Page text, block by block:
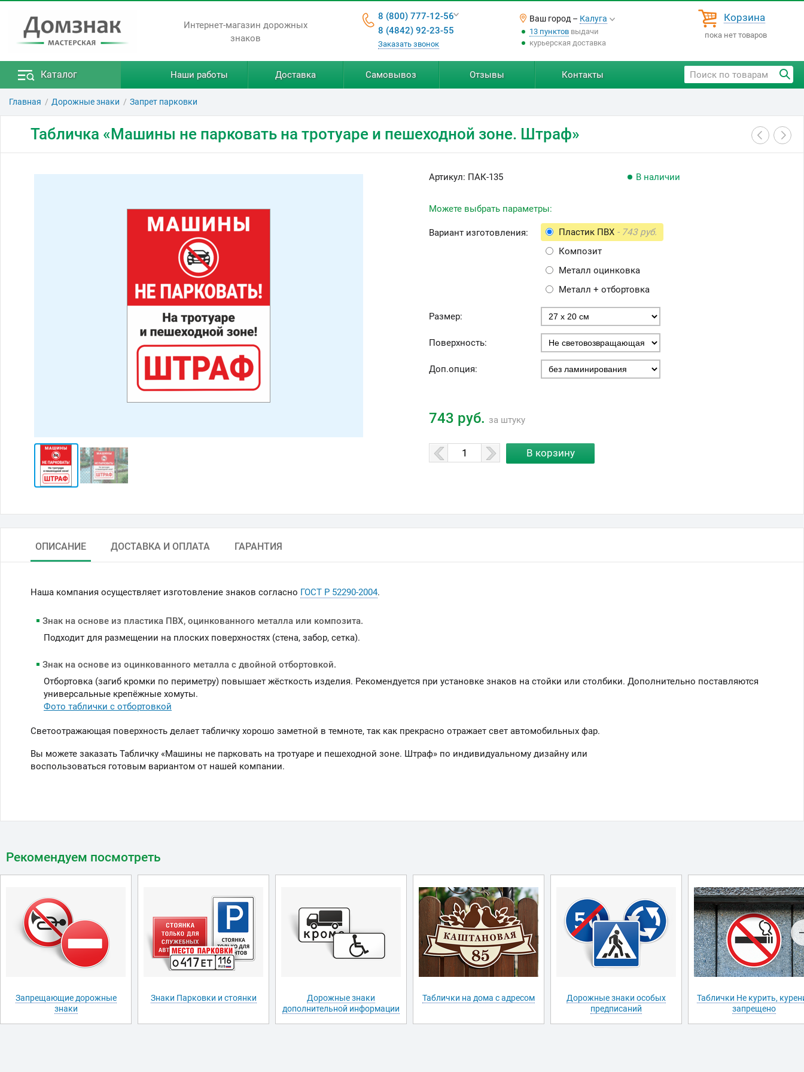
Интернет-магазин дорожных
знаков
8 (800) 777-12-56
8 (4842) 92-23-55
Заказать звонок
Ваш город – Калуга
13 пунктоввыдачи
курьерская доставка
Корзина
пока нет товаров
Каталог Наши работы Доставка Самовывоз Отзывы Контакты
Главная Дорожные знаки Запрет парковки
Табличка «Машины не парковать на тротуаре и пешеходной зоне. Штраф»
Артикул: ПАК-135 В наличии
Можете выбрать параметры:
Вариант изготовления: Пластик ПВХ - 743 руб.
Композит
Металл оцинковка
Металл + отбортовка
Размер:
Поверхность:
Доп.опция:
743 руб. за штуку
ОПИСАНИЕ ДОСТАВКА И ОПЛАТА ГАРАНТИЯ
Наша компания осуществляет изготовление знаков согласно ГОСТ Р 52290-2004.
Знак на основе из пластика ПВХ, оцинкованного металла или композита.
Подходит для размещении на плоских поверхностях (стена, забор, сетка).
Знак на основе из оцинкованного металла с двойной отбортовкой.
Отбортовка (загиб кромки по периметру) повышает жёсткость изделия. Рекомендуется при установке знаков на стойки или столбики. Дополнительно поставляются
универсальные крепёжные хомуты.
Фото таблички с отбортовкой
Светоотражающая поверхность делает табличку хорошо заметной в темноте, так как прекрасно отражает свет автомобильных фар.
Вы можете заказать Табличку «Машины не парковать на тротуаре и пешеходной зоне. Штраф» по индивидуальному дизайну или
воспользоваться готовым вариантом от нашей компании.
Рекомендуем посмотреть
Запрещающие дорожные
знаки
Знаки Парковки и стоянки
Дорожные знаки
дополнительной информации
Таблички на дома с адресом
Дорожные знаки особых
предписаний
Таблички Не курить,
запрещено